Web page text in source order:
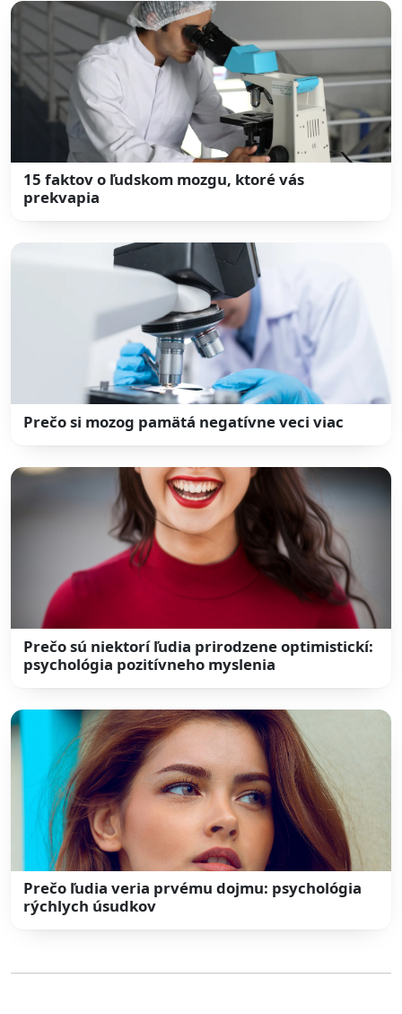
15 faktov o ľudskom mozgu, ktoré vás
prekvapia
Prečo si mozog pamätá negatívne veci viac
Prečo sú niektorí ľudia prirodzene optimistickí:
psychológia pozitívneho myslenia
Prečo ľudia veria prvému dojmu: psychológia
rýchlych úsudkov